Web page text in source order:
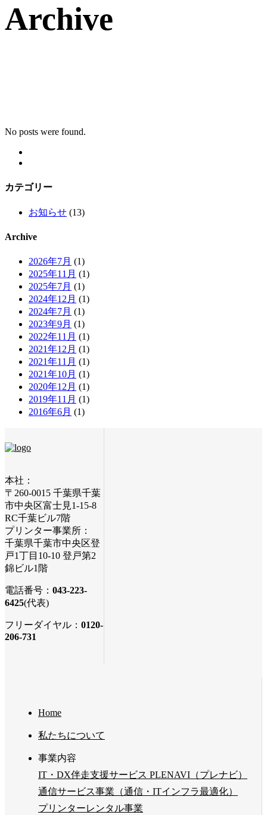
Archive
No posts were found.
カテゴリー
お知らせ (13)
Archive
2026年7月 (1)
2025年11月 (1)
2025年7月 (1)
2024年12月 (1)
2024年7月 (1)
2023年9月 (1)
2022年11月 (1)
2021年12月 (1)
2021年11月 (1)
2021年10月 (1)
2020年12月 (1)
2019年11月 (1)
2016年6月 (1)
本社：
〒260-0015 千葉県千葉
市中央区富士見1-15-8
RC千葉ビル7階
プリンター事業所：
千葉県千葉市中央区登
戸1丁目10-10 登戸第2
錦ビル1階
電話番号： 043-223-
6425(代表)
フリーダイヤル： 0120-
206-731
Home
私たちについて
事業内容
IT・DX伴走支援サービス PLENAVI（プレナビ）
通信サービス事業（通信・ITインフラ最適化）
プリンターレンタル事業